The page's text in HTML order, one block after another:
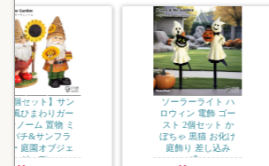
ソーラーライト ハ
ロウィン 電飾 ゴー
スト 2個セット か
ぼちゃ 黒猫 お化け
庭飾り 差し込み
式...
猫 黒猫 ネコ 骸骨
ハロウィン スカル
ガーデン オブジェ
オーナメント キャ
ット 置物 メキシ...